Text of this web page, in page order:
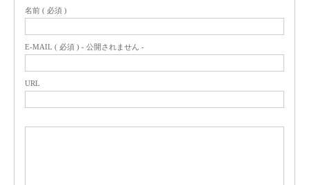
名前 ( 必須 )
E-MAIL ( 必須 ) - 公開されません -
URL